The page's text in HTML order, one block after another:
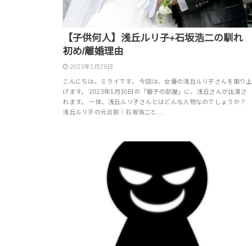
【子供何人】浅丘ルリ子+石坂浩二の馴れ
初め/離婚理由
2023年1月29日
こんにちは。ミライです。 今回は、女優の浅丘ルリ子さんを取り上
げます。 2023年1月30日の「徹子の部屋」に、浅丘さんが出演さ
れます。 一体、浅丘ルリ子さんとはどんな人物なのでしょうか？
浅丘ルリ子の元旦那｜石坂浩二と…